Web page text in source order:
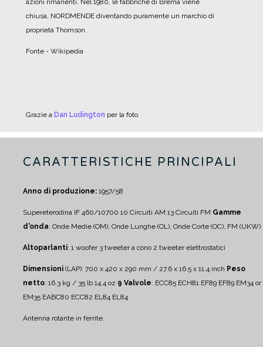
azioni rimanenti. Nel 1980, le fabbriche di Brema viene
chiusa, NORDMENDE diventando puramente un marchio di
proprietà Thomson.
Fonte - Wikipedia
Grazie a Dan Ludington per la foto.
CARATTERISTICHE PRINCIPALI
Anno di produzione: 1957/58
Supereterodina IF 460/10700 10 Circuiti AM 13 Circuiti FM Gamme
d'onda: Onde Medie (OM), Onde Lunghe (OL), Onde Corte (OC), FM (UKW)
Altoparlanti: 1 woofer3 tweeter a cono 2 tweeter elettrostatici
Dimensioni (LAP): 700 x 420 x 290 mm / 27.6 x 16.5 x 11.4 inch Peso
netto: 16.3 kg / 35 lb 14.4 oz 9 Valvole: ECC85 ECH81 EF89 EF89 EM34 or
EM35 EABC80 ECC82 EL84 EL84
Antenna rotante in ferrite.